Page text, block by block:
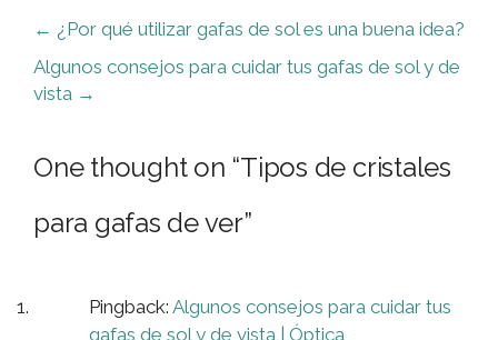
← ¿Por qué utilizar gafas de sol es una buena idea?
Algunos consejos para cuidar tus gafas de sol y de
vista →
One thought on “Tipos de cristales
para gafas de ver”
Pingback: Algunos consejos para cuidar tus
gafas de sol y de vista | Óptica